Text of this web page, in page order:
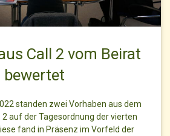
Call 2 vom Beirat
bewertet
standen zwei Vorhaben aus dem
auf der Tagesordnung der vierten
fand in Präsenz im Vorfeld der